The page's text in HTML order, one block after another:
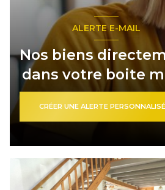
ALERTE E-MAIL
Nos biens
dans votre boite
CRÉER UNE ALERTE